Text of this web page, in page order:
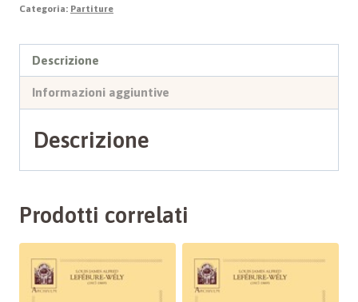
Ieri
oggi
-
sempre
Categoria: Partiture
Descrizione
Informazioni aggiuntive
Descrizione
Prodotti correlati